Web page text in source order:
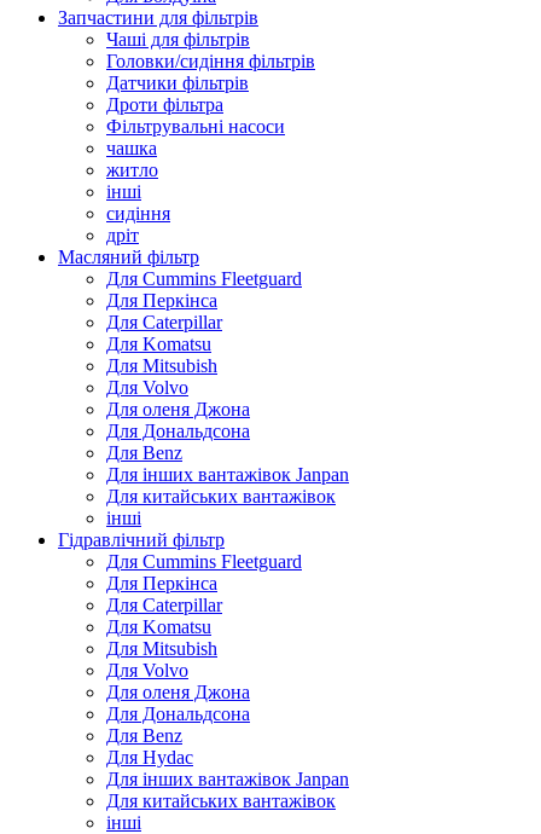
Запчастини для фільтрів
Чаші для фільтрів
Головки/сидіння фільтрів
Датчики фільтрів
Дроти фільтра
Фільтрувальні насоси
чашка
житло
інші
сидіння
дріт
Масляний фільтр
Для Cummins Fleetguard
Для Перкінса
Для Caterpillar
Для Komatsu
Для Mitsubish
Для Volvo
Для оленя Джона
Для Дональдсона
Для Benz
Для інших вантажівок Janpan
Для китайських вантажівок
інші
Гідравлічний фільтр
Для Cummins Fleetguard
Для Перкінса
Для Caterpillar
Для Komatsu
Для Mitsubish
Для Volvo
Для оленя Джона
Для Дональдсона
Для Benz
Для Hydac
Для інших вантажівок Janpan
Для китайських вантажівок
інші